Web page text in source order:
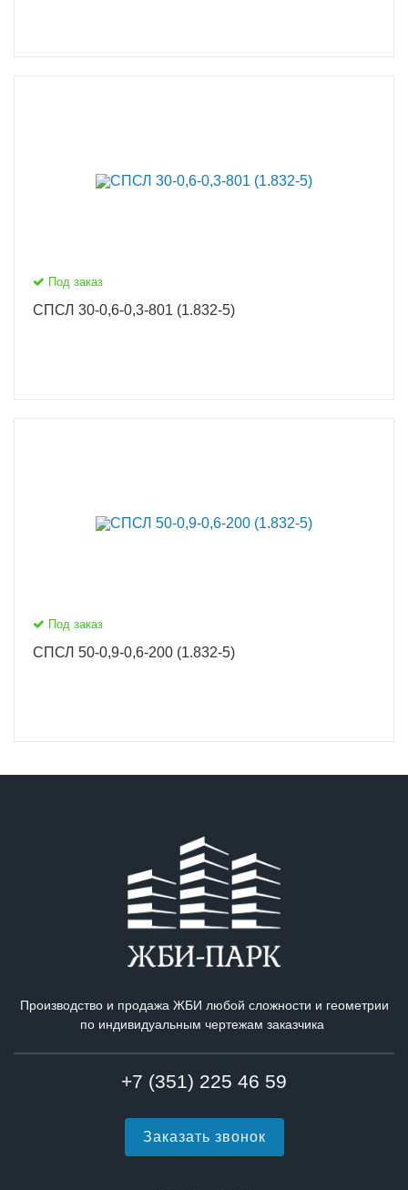
Под заказ
СПСЛ 30-0,6-0,3-801 (1.832-5)
Под заказ
СПСЛ 50-0,9-0,6-200 (1.832-5)
Производство и продажа ЖБИ любой сложности и геометрии
по индивидуальным чертежам заказчика
+7 (351) 225 46 59
Заказать звонок